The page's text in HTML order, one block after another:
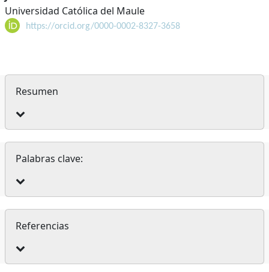
Universidad Católica del Maule
https://orcid.org/0000-0002-8327-3658
Resumen
Palabras clave:
Referencias